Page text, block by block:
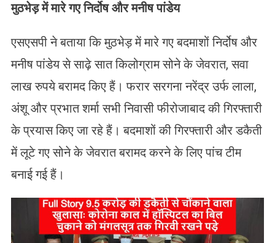
मुठभेड़ में मारे गए निर्दोष और मनीष पांडेय
एसएसपी ने बताया कि मुठभेड़ में मारे गए बदमाशों निर्दोष और
मनीष पांडेय से साढ़े सात किलोग्राम सोने के जेवरात, सवा
लाख रुपये बरामद किए हैं। फरार सरगना नरेंद्र उर्फ लाला,
अंशू और प्रभात शर्मा सभी निवासी फीरोजाबाद की गिरफ्तारी
के प्रयास किए जा रहे हैं। बदमाशों की गिरफ्तारी और डकैती
में लूटे गए सोने के जेवरात बरामद करने के लिए पांच टीम
बनाई गई हैं।